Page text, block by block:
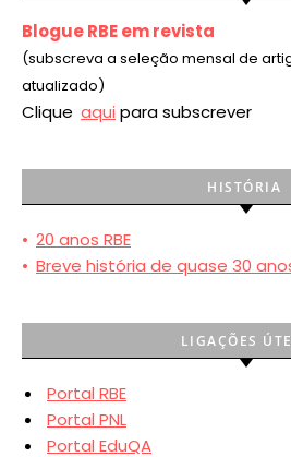
Blogue RBE em revista
(subscreva a seleção mensal de
atualizado)
Clique aqui para subscrever
HISTÓRIA
• 20 anos RBE
• Breve história de quase 30
LIGAÇÕES
Portal RBE
Portal PNL
Portal EduQA